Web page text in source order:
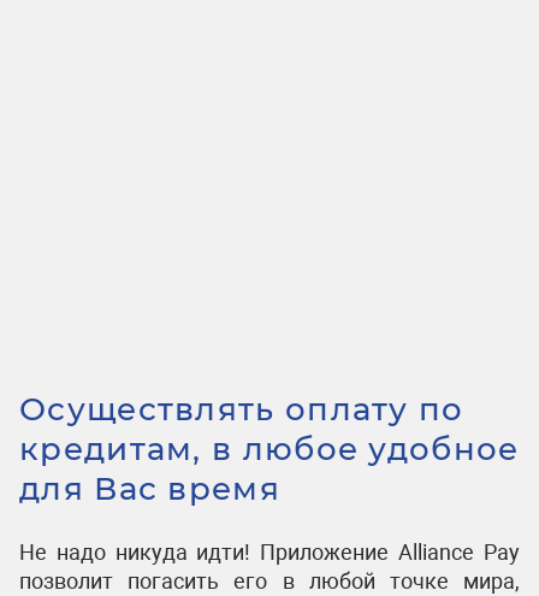
Осуществлять оплату по
кредитам, в любое удобное
для Вас время
Не надо никуда идти! Приложение Alliance Pay
позволит погасить его в любой точке мира,